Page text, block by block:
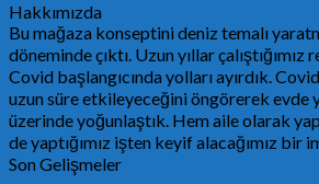
Hakkımızda
Bu mağaza konseptini deniz temalı
döneminde çıktı. Uzun yıllar
Covid başlangıcında yolları ayırdık.
uzun süre etkileyeceğini öngörerek evde
üzerinde yoğunlaştık. Hem aile olarak
de yaptığımız işten keyif alacağımız bir
Son Gelişmeler